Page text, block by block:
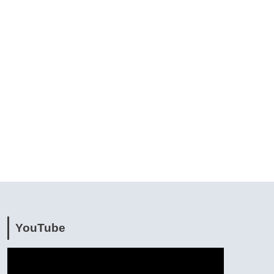
YouTube